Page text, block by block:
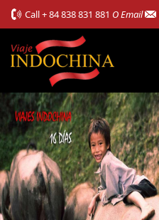
Call+ 84 838 831 881 O Email